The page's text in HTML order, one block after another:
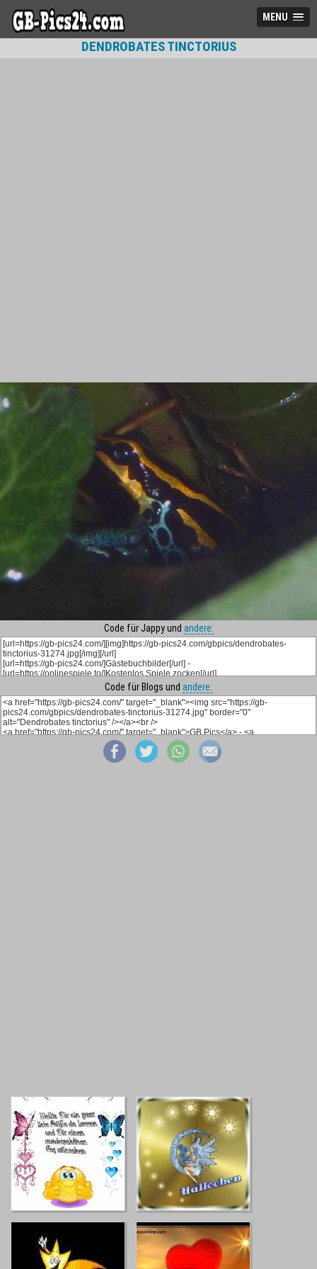
MENU
DENDROBATES TINCTORIUS
Code für Jappy und andere:
Code für Blogs und andere: